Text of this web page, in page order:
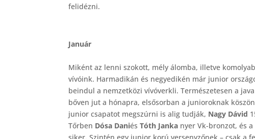
felidézni.
Január
Miként az lenni szokott, mély álomba, illetve
vívóink. Harmadikán és negyedikén már junior
beindul a nemzetközi vívóverkli. Természetesen a
bőven jut a hónapra, elsősorban a junioroknak
junior csapatot megszúrni is alig tudják, Nagy Dávid
Tőrben Dósa DaniésTóth Janka nyer Vk-bronzot, és